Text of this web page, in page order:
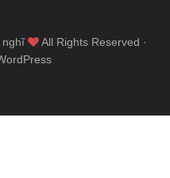
nghĩ
All Rights Reserved ·